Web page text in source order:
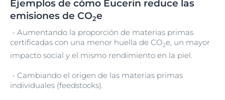
Ejemplos de cómo Eucerin reduce las
emisiones de CO2e
- Aumentando la proporción de materias primas
certificadas con una menor huella de CO2e, un mayor
impacto social y el mismo rendimiento en la piel.
- Cambiando el origen de las materias primas
individuales (feedstocks).